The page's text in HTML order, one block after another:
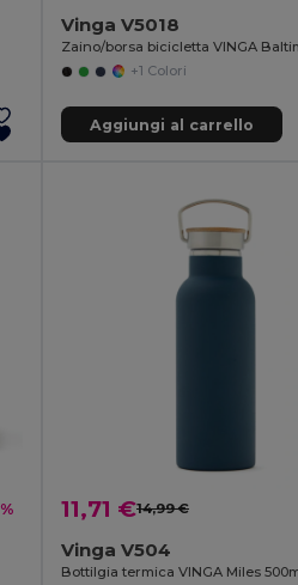
Vinga V5018
Zaino/borsa bicicletta VINGA
+1 Colori
Aggiungi al carrello
11,71 €14,99 €
Vinga V504
Bottilgia termica VINGA Miles